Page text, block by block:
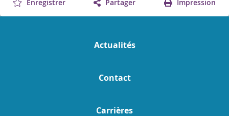
Enregistrer Partager Impression
Actualités
Contact
Carrières